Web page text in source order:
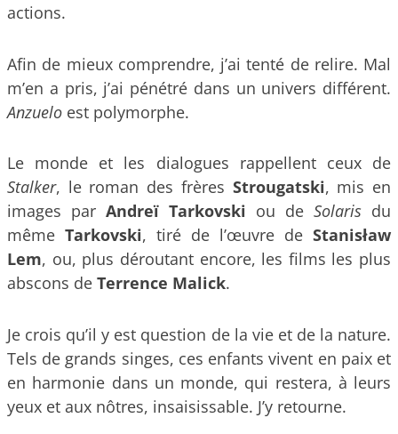
actions.
Afin de mieux comprendre, j’ai tenté de relire. Mal
m’en a pris, j’ai pénétré dans un univers différent.
Anzuelo est polymorphe.
Le monde et les dialogues rappellent ceux de
Stalker, le roman des frères Strougatski, mis en
images par Andreï Tarkovski ou de Solaris du
même Tarkovski, tiré de l’œuvre de Stanisław
Lem, ou, plus déroutant encore, les films les plus
abscons de Terrence Malick.
Je crois qu’il y est question de la vie et de la nature.
Tels de grands singes, ces enfants vivent en paix et
en harmonie dans un monde, qui restera, à leurs
yeux et aux nôtres, insaisissable. J’y retourne.